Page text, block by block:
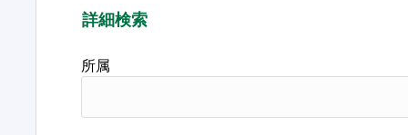
詳細検索
所属